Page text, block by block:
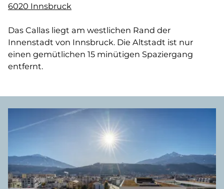
6020 Innsbruck
Das Callas liegt am westlichen Rand der
Innenstadt von Innsbruck. Die Altstadt ist nur
einen gemütlichen 15 minütigen Spaziergang
entfernt.